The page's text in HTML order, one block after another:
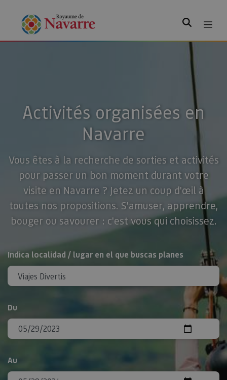
Rechercher
Activités organisées en
Navarre
Vous êtes à la recherche de sorties et activités
pour passer un bon moment durant votre
visite en Navarre ? Jetez un coup d'œil à
toutes nos propositions. S'amuser, apprendre,
bouger ou savourer : c'est vous qui choisissez.
Rechercher
Indica localidad / lugar en el que buscas planes
Du
Au